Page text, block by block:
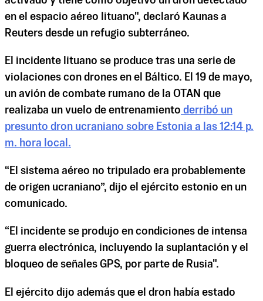
en el espacio aéreo lituano", declaró Kaunas a
Reuters desde un refugio subterráneo.
El incidente lituano se produce tras una serie de
violaciones con drones en el Báltico. El 19 de mayo,
un avión de combate rumano de la OTAN que
realizaba un vuelo de entrenamiento derribó un
presunto dron ucraniano sobre Estonia a las 12:14 p.
m. hora local.
“El sistema aéreo no tripulado era probablemente
de origen ucraniano”, dijo el ejército estonio en un
comunicado.
“El incidente se produjo en condiciones de intensa
guerra electrónica, incluyendo la suplantación y el
bloqueo de señales GPS, por parte de Rusia".
El ejército dijo además que el dron había estado